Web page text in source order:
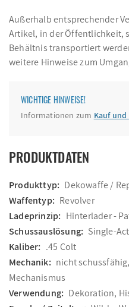
Außerhalb entsprechender
Artikel, in der Öffentlichkeit,
Behältnis transportiert
weitere Hinweise zum
WICHTIGE HINWEISE!
Informationen zum Kauf
PRODUKTDATEN
Produkttyp: Dekowaffe /
Waffentyp: Revolver
Ladeprinzip: Hinterlader -
Schussauslösung: Single-
Kaliber: .45 Colt
Mechanik: nicht
Mechanismus
Verwendung: Dekoration,